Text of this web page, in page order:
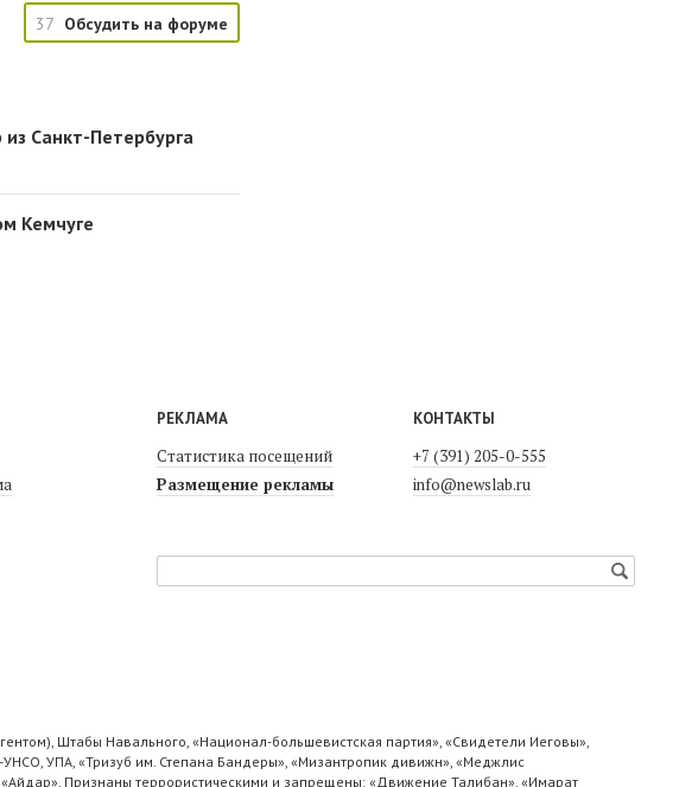
37 Обсудить на форуме
из Санкт-Петербурга
Кемчуге
РЕКЛАМА
Статистика посещений
Размещение рекламы
КОНТАКТЫ
+7 (391) 205-0-555
info@newslab.ru
Штабы Навального, «Национал-большевистская партия», «Свидетели Иеговы»,
УПА, «Тризуб им. Степана Бандеры», «Мизантропик дивижн», «Меджлис
Признаны террористическими и запрещены: «Движение Талибан», «Имарат